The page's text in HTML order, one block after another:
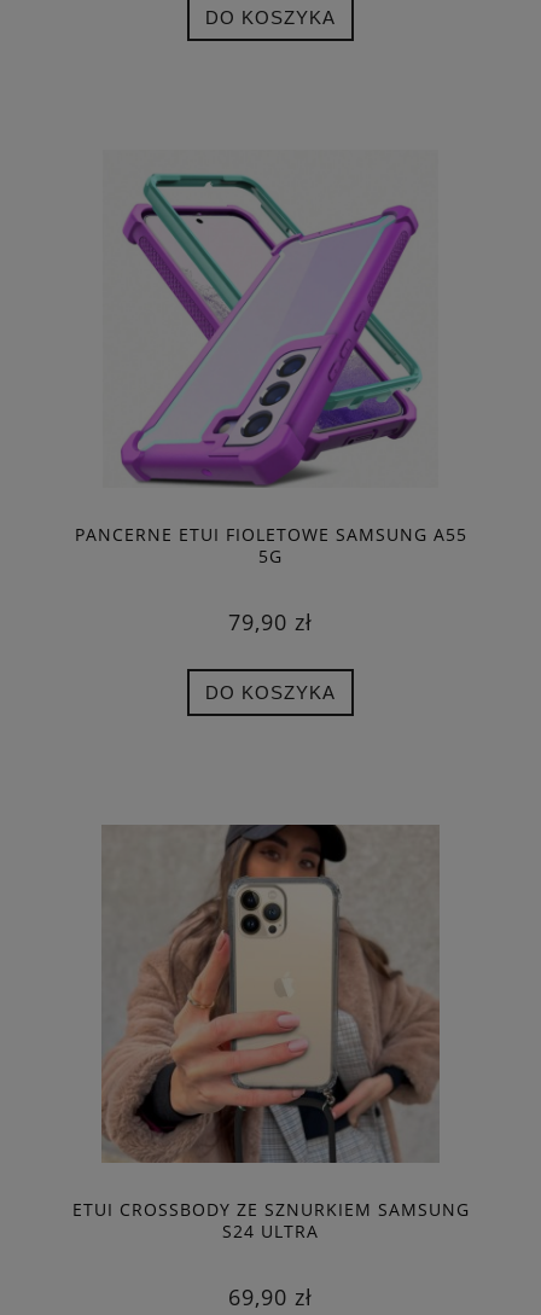
DO KOSZYKA
PANCERNE ETUI FIOLETOWE SAMSUNG A55
5G
79,90 zł
DO KOSZYKA
ETUI CROSSBODY ZE SZNURKIEM SAMSUNG
S24 ULTRA
69,90 zł